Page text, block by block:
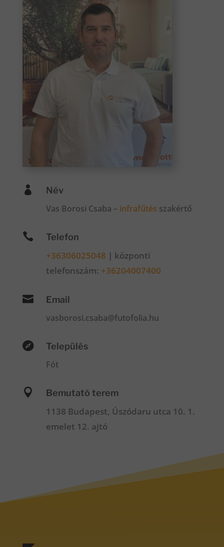
 Név
Vas Borosi Csaba – infrafűtés szakértő
 Telefon
+36306025048 | központi
telefonszám: +36204007400
 Email
vasborosi.csaba@futofolia.hu
 Település
Fót
 Bemutató terem
1138 Budapest, Úszódaru utca 10. 1.
emelet 12. ajtó